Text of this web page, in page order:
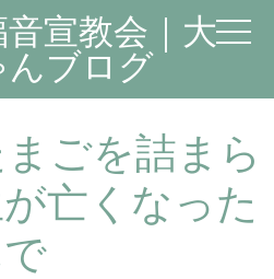
宣教会｜大
んブログ
ごを詰まら
亡くなった